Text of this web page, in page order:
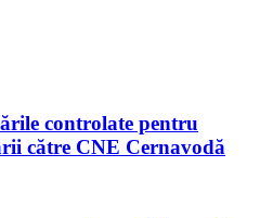
controlate pentru
către CNE Cernavodă